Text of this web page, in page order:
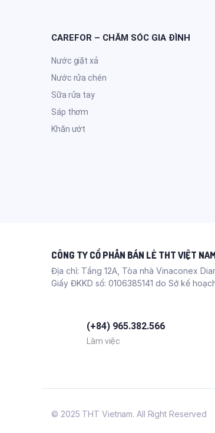
CAREFOR – CHĂM SÓC GIA ĐÌNH
Nước giặt xả
Nước rửa chén
Sữa rửa tay
Sáp thơm
Khăn ướt
CÔNG TY CỔ PHẦN BÁN LẺ THT VIỆT
Địa chỉ: Tầng 12A, Tòa nhà Vinaconex
Giấy ĐKKD số: 0106385141 do Sở kế
(+84) 965.382.566
Làm việc
© 2025 THT Vietnam. All Right Reserved